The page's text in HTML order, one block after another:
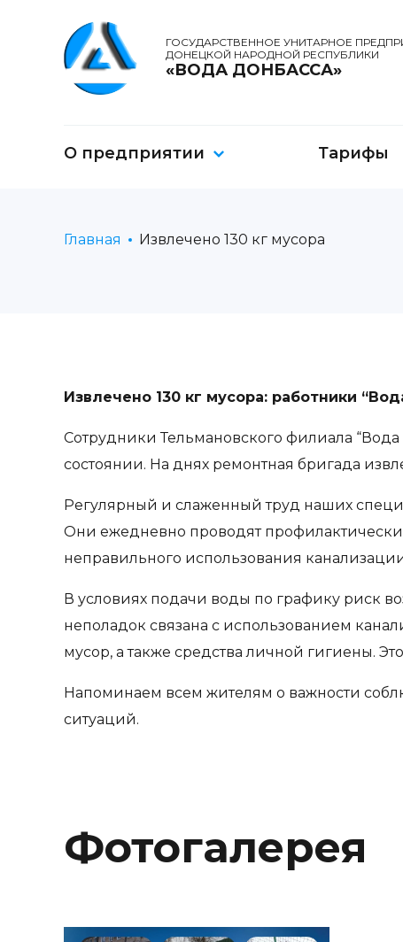
ГОСУДАРСТВЕННОЕ УНИТАРНОЕ
ДОНЕЦКОЙ НАРОДНОЙ РЕСПУБЛИКИ
«ВОДА ДОНБАССА»
О предприятии Тарифы
Главная Извлечено 130 кг мусора
Извлечено 130 кг мусора: работники
Сотрудники Тельмановского филиала
состоянии. На днях ремонтная бригада
Регулярный и слаженный труд наших
Они ежедневно проводят
неправильного использования
В условиях подачи воды по графику риск
неполадок связана с использованием
мусор, а также средства личной гигиены.
Напоминаем всем жителям о важности
ситуаций.
Фотогалерея